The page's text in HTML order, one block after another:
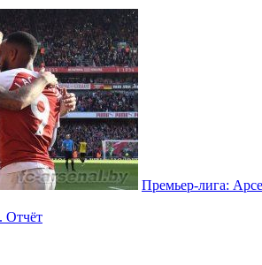
Премьер-лига:
Отчёт